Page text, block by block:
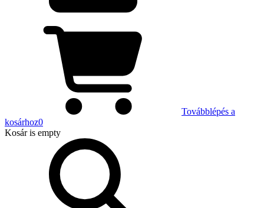
Továbblépés a
kosárhoz0
Kosáris empty